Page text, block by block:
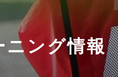
ニング情報